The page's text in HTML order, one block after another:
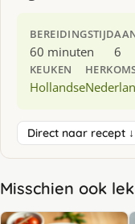
BEREIDINGSTIJD
60 minuten 6
KEUKEN
Hollandse
Direct naar recept ↓
Misschien ook